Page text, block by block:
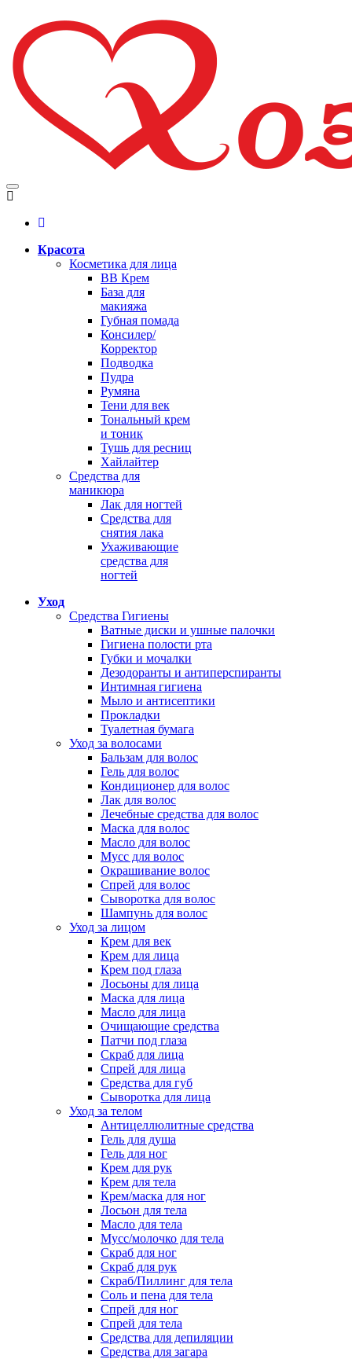
Красота
Косметика для лица
BB Крем
База для
макияжа
Губная помада
Консилер/
Корректор
Подводка
Пудра
Румяна
Тени для век
Тональный крем
и тоник
Тушь для ресниц
Хайлайтер
Средства для
маникюра
Лак для ногтей
Средства для
снятия лака
Ухаживающие
средства для
ногтей
Уход
Средства Гигиены
Ватные диски и ушные палочки
Гигиена полости рта
Губки и мочалки
Дезодоранты и антиперспиранты
Интимная гигиена
Мыло и антисептики
Прокладки
Туалетная бумага
Уход за волосами
Бальзам для волос
Гель для волос
Кондиционер для волос
Лак для волос
Лечебные средства для волос
Маска для волос
Масло для волос
Мусс для волос
Окрашивание волос
Спрей для волос
Сыворотка для волос
Шампунь для волос
Уход за лицом
Крем для век
Крем для лица
Крем под глаза
Лосьоны для лица
Маска для лица
Масло для лица
Очищающие средства
Патчи под глаза
Скраб для лица
Спрей для лица
Средства для губ
Сыворотка для лица
Уход за телом
Антицеллюлитные средства
Гель для душа
Гель для ног
Крем для рук
Крем для тела
Крем/маска для ног
Лосьон для тела
Масло для тела
Мусс/молочко для тела
Скраб для ног
Скраб для рук
Скраб/Пиллинг для тела
Соль и пена для тела
Спрей для ног
Спрей для тела
Средства для депиляции
Средства для загара